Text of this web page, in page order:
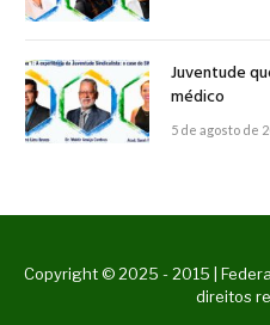
Juventude
médico
5 de agosto de
Copyright © 2025 - 2015 |
direitos